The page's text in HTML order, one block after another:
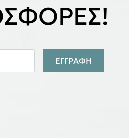
ΕΓΓΡΑΦΗ